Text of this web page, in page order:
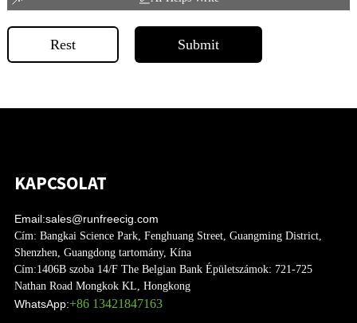
Rest Submit
KAPCSOLAT
Email:sales@runfreecig.com
Cím: Bangkai Science Park, Fenghuang Street, Guangming District,
Shenzhen, Guangdong tartomány, Kína
Cím:1406B szoba 14/F The Belgian Bank Épületszámok: 721-725
Nathan Road Mongkok KL, Hongkong
WhatsApp:+86 13421847163